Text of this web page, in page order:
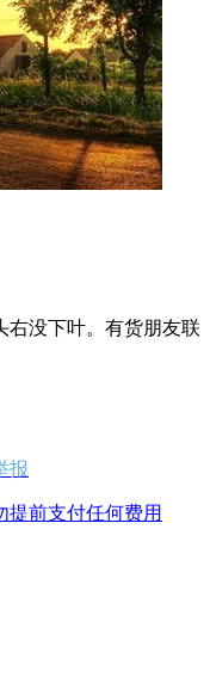
右没下叶。有货朋友联
报
提前支付任何费用